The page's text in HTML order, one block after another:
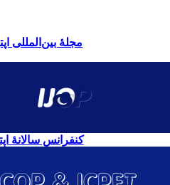
مجلۀ بین‌المللی
کنفرانس سالانۀ